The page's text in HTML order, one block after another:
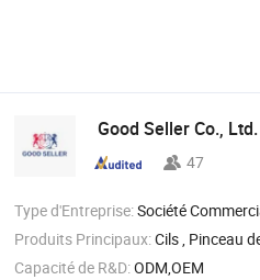
Good Seller Co., Ltd.
47
Type d'Entreprise:Société
Produits Principaux:Cils , Pinceau de maquillage , Pinceau cosmétique ,
Capacité de R&D:ODM,OEM